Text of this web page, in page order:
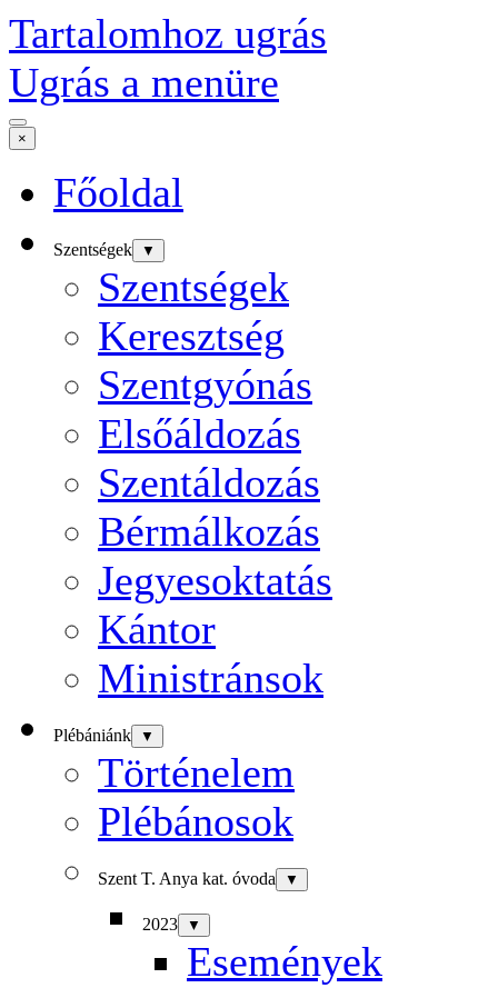
Tartalomhoz ugrás
Ugrás a menüre
×
Főoldal
Szentségek ▼
Szentségek
Keresztség
Szentgyónás
Elsőáldozás
Szentáldozás
Bérmálkozás
Jegyesoktatás
Kántor
Ministránsok
Plébániánk ▼
Történelem
Plébánosok
Szent T. Anya kat. óvoda ▼
2023 ▼
Események